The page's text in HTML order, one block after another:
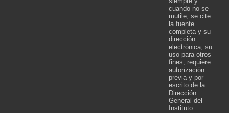
cuando no se
mutile, se cite
la fuente
completa y su
dirección
electrónica; su
uso para otros
fines, requiere
autorización
previa y por
escrito de la
Dirección
General del
Instituto.